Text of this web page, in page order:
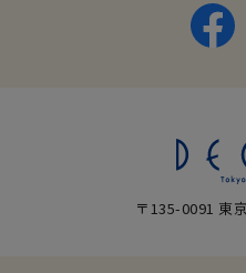
〒135-0091 東